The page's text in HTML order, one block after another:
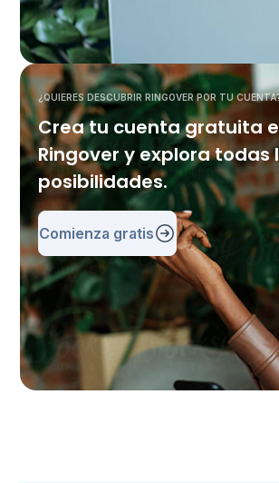
¿QUIERES DESCUBRIR RINGOVER POR TU
Crea tu cuenta gratuita
Ringover y explora todas
posibilidades.
Comienza gratis